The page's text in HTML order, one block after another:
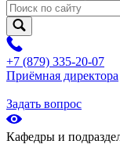
+7 (879) 335-20-07
Приёмная директора
Задать вопрос
Кафедры и